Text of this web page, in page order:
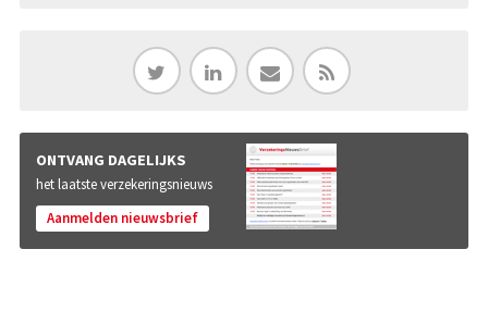
ONTVANG DAGELIJKS
het laatste verzekeringsnieuws
Aanmelden nieuwsbrief